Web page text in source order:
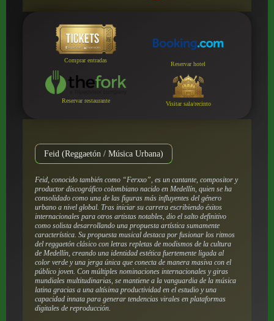
Comprar entradas
Reservar hotel
Reservar restaurante Visitar sala/recinto
Feid (Reggaetón / Música Urbana)
Feid, conocido también como “Ferxxo”, es un cantante, compositor y
productor discográfico colombiano nacido en Medellín, quien se ha
consolidado como una de las figuras más influyentes del género
urbano a nivel global. Tras iniciar su carrera escribiendo éxitos
internacionales para otros artistas notables, dio el salto definitivo
como solista desarrollando una propuesta artística sumamente
característica. Su propuesta musical destaca por fusionar los ritmos
del reggaetón clásico con letras repletas de modismos de la cultura
de Medellín, creando una identidad estética fuertemente ligada al
color verde y una jerga única que conecta de manera masiva con el
público joven. Con múltiples nominaciones internacionales y giras
mundiales multitudinarias, se mantiene a la vanguardia de la música
latina gracias a una altísima productividad en el estudio y una
capacidad innata para generar tendencias virales en plataformas
digitales de reproducción.